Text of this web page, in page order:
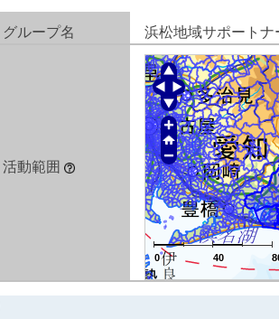
グループ名 浜松地域サポートナ
活動範囲
00
00
0 40
40
40
40
40